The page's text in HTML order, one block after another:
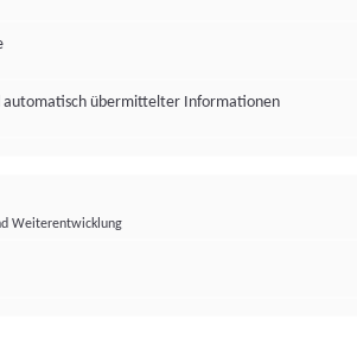
automatisch übermittelter Informationen
Weiterentwicklung